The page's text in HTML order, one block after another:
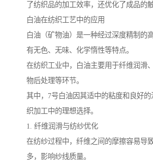
了纺织品的加工效率，还优化了成品的
白油在纺织工艺中的应用
白油（矿物油）是一种经过深度精制的
有无色、无味、化学惰性等特点。
在纺织工业中，白油主要用于纤维润滑
物后处理等环节。
其中，7号白油因其适中的粘度和良好
织加工中的理想选择。
1. 纤维润滑与纺纱优化
在纺纱过程中，纤维之间的摩擦容易导
多，影响纱线质量。